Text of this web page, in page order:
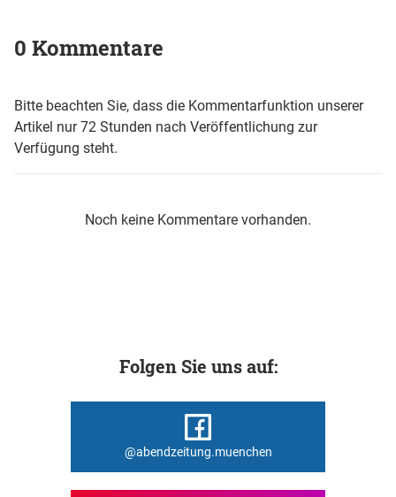
0 Kommentare
Bitte beachten Sie, dass die Kommentarfunktion unserer
Artikel nur 72 Stunden nach Veröffentlichung zur
Verfügung steht.
Noch keine Kommentare vorhanden.
Folgen Sie uns auf:
@abendzeitung.muenchen